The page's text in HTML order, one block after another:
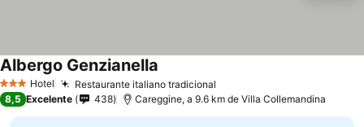
3 EstrelasHotel Restaurante italiano tradicional
Albergo Genzianella
8,5 Excelente 438 Careggine, a 9.6 km de Villa Collemandina